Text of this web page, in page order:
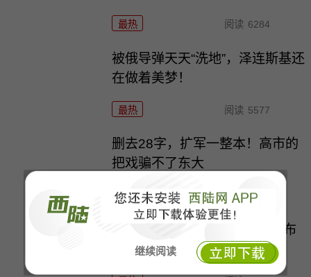
继续阅读
最热 阅读 6284
被俄导弹天天“洗地”，泽连斯基还
在做着美梦！
最热 阅读 5577
删去28字，扩军一整本！高市的
把戏骗不了东大
最热 阅读 5342
欧盟想关门，中国人就翻墙，布
鲁塞尔被逼到墙角